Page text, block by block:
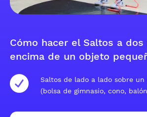
Cómo hacer el Saltos a
encima de un objeto
Saltos de lado a lado sobre
(bolsa de gimnasio, cono,